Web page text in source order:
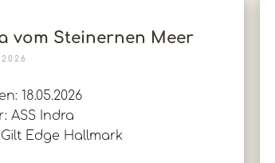
vom Steinernen Meer
18.05.2026
ASS Indra
Edge Hallmark